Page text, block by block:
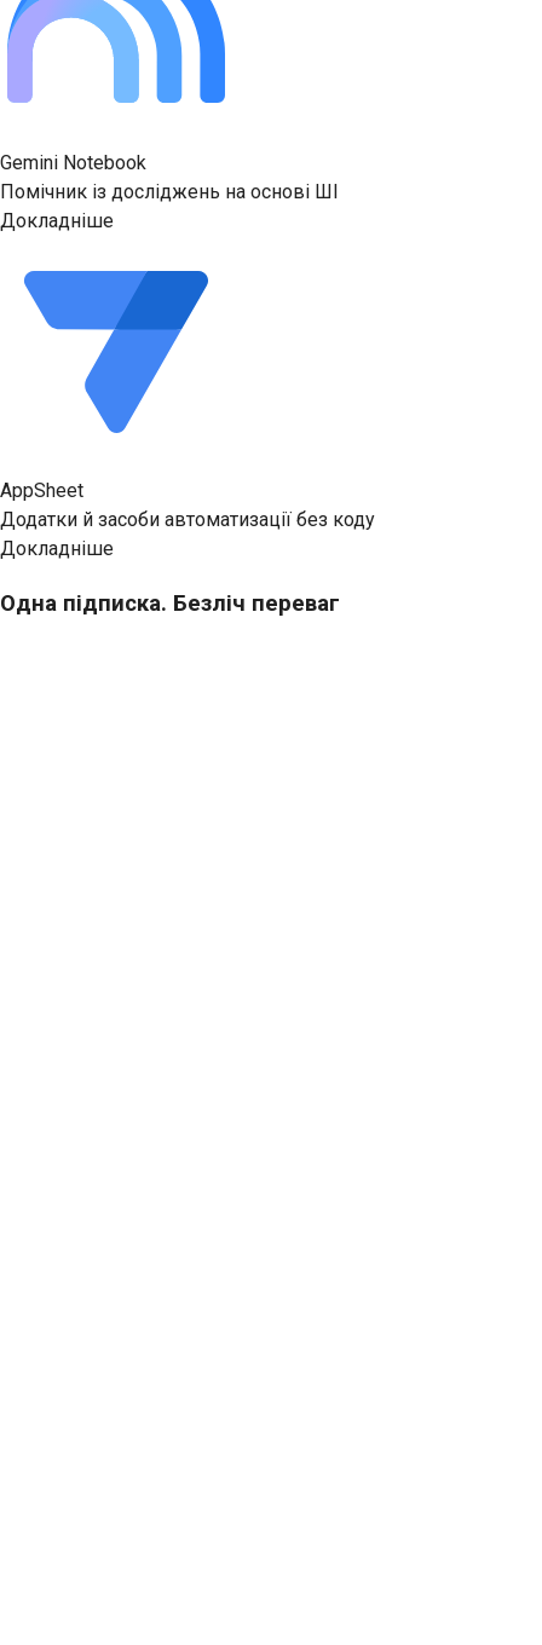
Gemini Notebook
Помічник із досліджень на основі ШІ
Докладніше
AppSheet
Додатки й засоби автоматизації без коду
Докладніше
Одна підписка. Безліч переваг